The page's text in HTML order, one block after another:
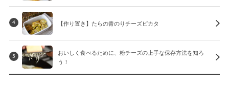
4 【作り置き】たらの青のりチーズピカタ
5
おいしく食べるために、粉チーズの上手な保存方法を知ろ
う！